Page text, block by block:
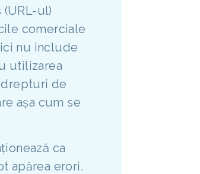
ul)
comerciale
nu include
utilizarea
de
așa cum se
ca
apărea erori.